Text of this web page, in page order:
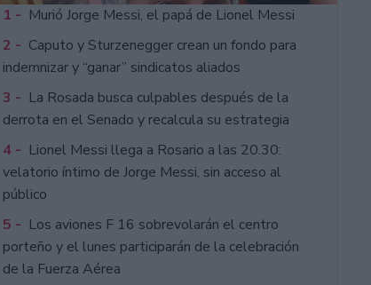
1 - Murió Jorge Messi, el papá de Lionel Messi
2 - Caputo y Sturzenegger crean un fondo para
indemnizar y “ganar” sindicatos aliados
3 - La Rosada busca culpables después de la
derrota en el Senado y recalcula su estrategia
4 - Lionel Messi llega a Rosario a las 20.30:
velatorio íntimo de Jorge Messi, sin acceso al
público
5 - Los aviones F 16 sobrevolarán el centro
porteño y el lunes participarán de la celebración
de la Fuerza Aérea